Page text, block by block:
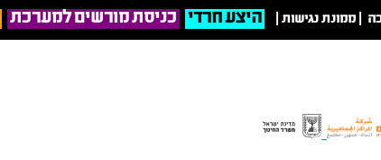
ממונת נגישות היצע חרדי כניסת מורשים למערכת